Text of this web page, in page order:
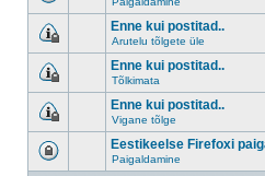
Enne kui postitad..
Arutelu tõlgete üle
Enne kui postitad..
Tõlkimata
Enne kui postitad..
Vigane tõlge
Eestikeelse Firefoxi
Paigaldamine